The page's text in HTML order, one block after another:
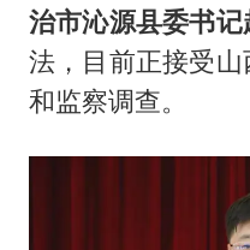
治市沁源县委书记
法，目前正接受
和监察调查。